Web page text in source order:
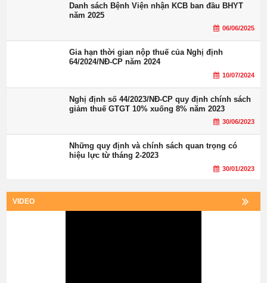
Danh sách Bệnh Viện nhận KCB ban đầu BHYT
năm 2025
06/06/2025
Gia hạn thời gian nộp thuế của Nghị định
64/2024/NĐ-CP năm 2024
10/07/2024
Nghị định số 44/2023/NĐ-CP quy định chính sách
giảm thuế GTGT 10% xuống 8% năm 2023
30/06/2023
Những quy định và chính sách quan trọng có
hiệu lực từ tháng 2-2023
30/01/2023
VIDEO